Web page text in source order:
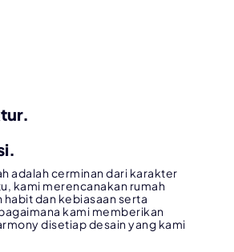
adalah cerminan dari karakter
kami merencanakan rumah
habit dan kebiasaan serta
kami memberikan
disetiap desain yang kami